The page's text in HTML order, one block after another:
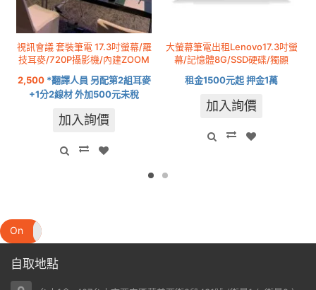
視訊會議 套裝筆電 17.3吋螢幕/羅
技耳麥/720P攝影機/內建ZOOM
2,500*翻譯人員 另配第2組耳麥
+1分2線材 外加500元未稅
加入詢價
大螢幕筆電出租Lenovo17.3吋螢
幕/記憶體8G/SSD硬碟/獨顯
租金1500元起 押金1萬
加入詢價
On
自取地點